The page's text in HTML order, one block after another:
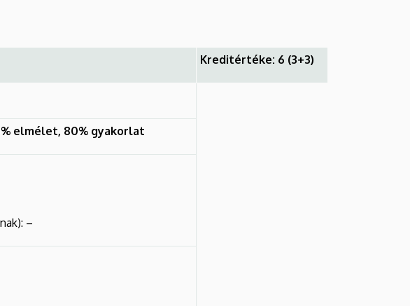
Kreditértéke: 6 (3+3)
elmélet, 80% gyakorlat
–